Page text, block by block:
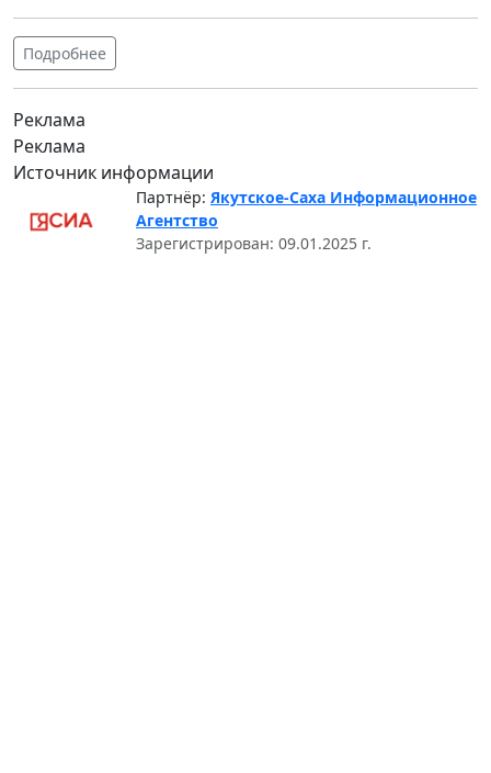
Подробнее
Реклама
Реклама
Источник информации
Партнёр: Якутское-Саха Информационное
Агентство
Зарегистрирован: 09.01.2025 г.